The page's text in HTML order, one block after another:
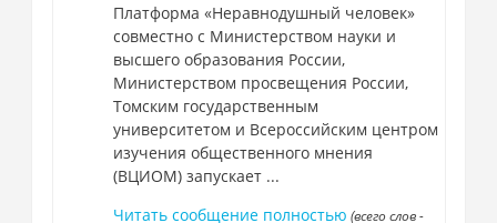
Платформа «Неравнодушный человек»
совместно с Министерством науки и
высшего образования России,
Министерством просвещения России,
Томским государственным
университетом и Всероссийским центром
изучения общественного мнения
(ВЦИОМ) запускает ...
Читать сообщение полностью (всего слов -